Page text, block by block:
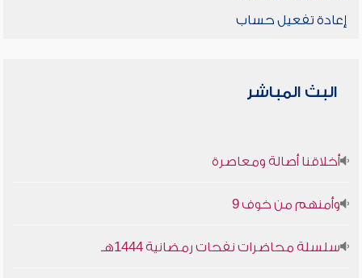
إعادة تفعيل حساب
البث المباشر
أخلاقنا أصالة ومعاصرة
وأمنهم من خوف 9
سلسلة محاضرات نفحات رمضانية 1444هـ